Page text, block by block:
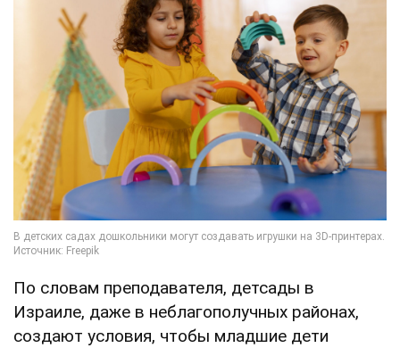
По словам преподавателя, детсады в
Израиле, даже в неблагополучных районах,
создают условия, чтобы младшие дети